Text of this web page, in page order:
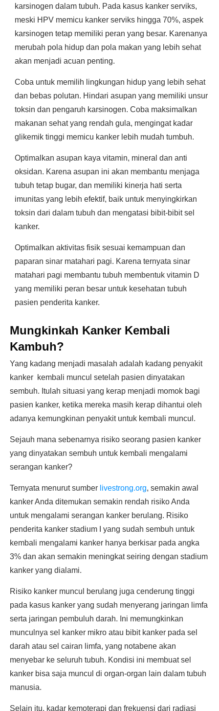
karsinogen dalam tubuh. Pada kasus kanker serviks,
meski HPV memicu kanker serviks hingga 70%, aspek
karsinogen tetap memiliki peran yang besar. Karenanya
merubah pola hidup dan pola makan yang lebih sehat
akan menjadi acuan penting.
Coba untuk memilih lingkungan hidup yang lebih sehat
dan bebas polutan. Hindari asupan yang memiliki unsur
toksin dan pengaruh karsinogen. Coba maksimalkan
makanan sehat yang rendah gula, mengingat kadar
glikemik tinggi memicu kanker lebih mudah tumbuh.
Optimalkan asupan kaya vitamin, mineral dan anti
oksidan. Karena asupan ini akan membantu menjaga
tubuh tetap bugar, dan memiliki kinerja hati serta
imunitas yang lebih efektif, baik untuk menyingkirkan
toksin dari dalam tubuh dan mengatasi bibit-bibit sel
kanker.
Optimalkan aktivitas fisik sesuai kemampuan dan
paparan sinar matahari pagi. Karena ternyata sinar
matahari pagi membantu tubuh membentuk vitamin D
yang memiliki peran besar untuk kesehatan tubuh
pasien penderita kanker.
Mungkinkah Kanker Kembali
Kambuh?
Yang kadang menjadi masalah adalah kadang penyakit
kanker kembali muncul setelah pasien dinyatakan
sembuh. Itulah situasi yang kerap menjadi momok bagi
pasien kanker, ketika mereka masih kerap dihantui oleh
adanya kemungkinan penyakit untuk kembali muncul.
Sejauh mana sebenarnya risiko seorang pasien kanker
yang dinyatakan sembuh untuk kembali mengalami
serangan kanker?
Ternyata menurut sumber livestrong.org, semakin awal
kanker Anda ditemukan semakin rendah risiko Anda
untuk mengalami serangan kanker berulang. Risiko
penderita kanker stadium I yang sudah sembuh untuk
kembali mengalami kanker hanya berkisar pada angka
3% dan akan semakin meningkat seiring dengan stadium
kanker yang dialami.
Risiko kanker muncul berulang juga cenderung tinggi
pada kasus kanker yang sudah menyerang jaringan limfa
serta jaringan pembuluh darah. Ini memungkinkan
munculnya sel kanker mikro atau bibit kanker pada sel
darah atau sel cairan limfa, yang notabene akan
menyebar ke seluruh tubuh. Kondisi ini membuat sel
kanker bisa saja muncul di organ-organ lain dalam tubuh
manusia.
Selain itu, kadar kemoterapi dan frekuensi dari radiasi